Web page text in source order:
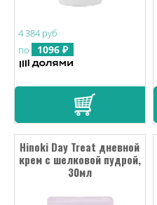
4 384 руб
по
1096 ₽
Hinoki Day Treat дневной
крем с шелковой пудрой,
30мл